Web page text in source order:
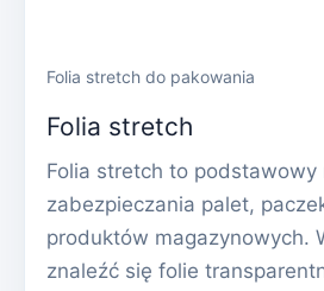
Folia stretch do pakowania
Folia stretch
Folia stretch to podstawowy
zabezpieczania palet,
produktów magazynowych.
znaleźć się folie